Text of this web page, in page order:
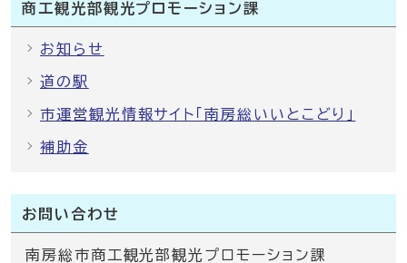
商工観光部観光プロモーション課
お知らせ
道の駅
市運営観光情報サイト｢南房総いいとこどり｣
補助金
お問い合わせ
南房総市商工観光部観光プロモーション課